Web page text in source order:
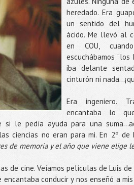
heredado. Era
un sentido del
ácido. Me llevó al
en COU,
escuchábamos
iba delante
cinturón ni
Era ingeniero.
encantaba lo
le pedía ayuda para una
ciencias no eran para mi. En 2º de
de memoria y el año que viene elige
de cine. Veíamos películas de Luis de
conducir y nos enseñó a mis